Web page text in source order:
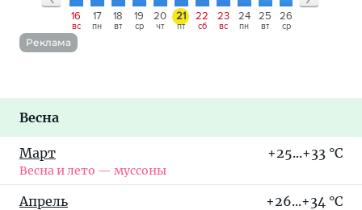
16
вс
17
пн
18
вт
19
ср
20
чт
21
пт
22
сб
23
вс
24
пн
25
вт
26
ср
Реклама
Весна
Март
Весна и лето — муссоны
+25...+33 °C
Апрель +26...+34 °C